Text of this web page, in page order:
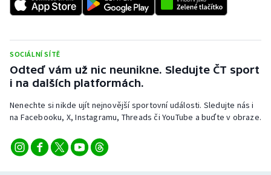
SOCIÁLNÍ SÍTĚ
Odteď vám už nic neunikne. Sledujte ČT sport
i na dalších platformách.
Nenechte si nikde ujít nejnovější sportovní události. Sledujte nás i
na Facebooku, X, Instagramu, Threads či YouTube a buďte v obraze.